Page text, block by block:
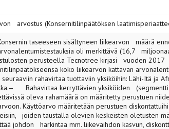
arvostus (Konsernitilinpäätöksen
taseeseen sisältyneen liikearvon määrä
oli merkittävä (16,7
perusteella Tecnotree kirjasi vuoden 2017
koko liikearvon kattavan
rahavirtaa tuottaviin yksiköihin: Lähi-Itä ja
Rahavirtaa kerryttävien yksiköiden
oleva rahamäärä on määritetty perustuen
Käyttöarvo määritetään perustuen
joiden taustalla olevien keskeisten oletusten
johdon harkintaa mm. liikevaihdon kasvun,